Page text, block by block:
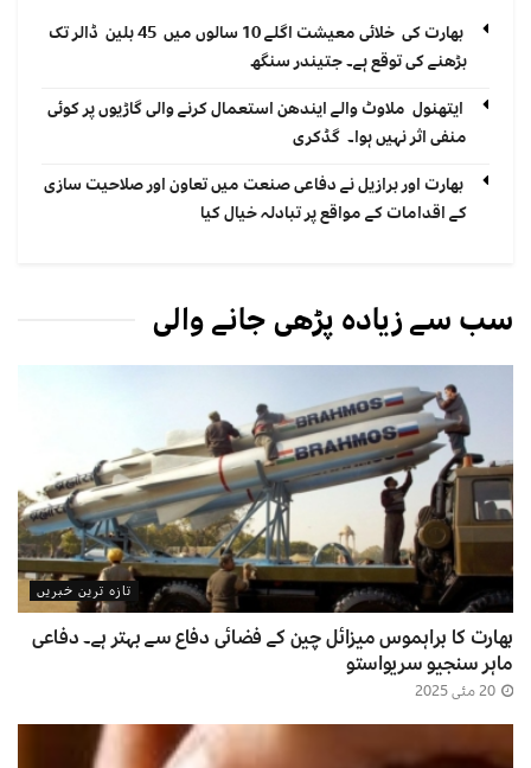
بھارت کی خلائی معیشت اگلے 10 سالوں میں 45 بلین ڈالر تک
بڑھنے کی توقع ہے۔ جتیندر سنگھ
ایتھنول ملاوٹ والے ایندھن استعمال کرنے والی گاڑیوں پر کوئی
منفی اثر نہیں ہوا۔ گڈکری
بھارت اور برازیل نے دفاعی صنعت میں تعاون اور صلاحیت سازی
کے اقدامات کے مواقع پر تبادلہ خیال کیا
سب سے زیادہ پڑھی جانے والی
تازہ ترین خبریں
بھارت کا براہموس میزائل چین کے فضائی دفاع سے بہتر ہے۔ دفاعی
ماہر سنجیو سریواستو